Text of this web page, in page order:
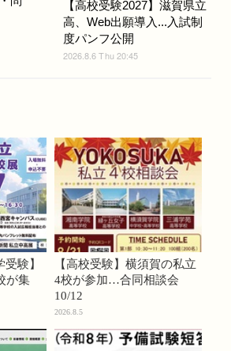
【高校受験2027】滋賀県立
高、Web出願導入...入試制
度パンフ公開
2026.8.6 Thu 20:45
験】
が集
【高校受験】横須賀の私立
4校が参加…合同相談会
10/12
2026.8.5